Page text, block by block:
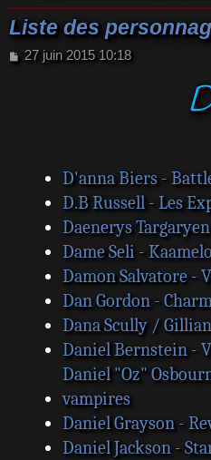
Liste des
M
27 juin 2015 10:18
D'anna Biers -
D.B Russell - Les
Daenerys
Dame Seli -
Damon Salvatore -
Dan Gordon -
Dana Scully /
Daniel Bernstein - V
Daniel "Oz"
vampires
Daniel Grayson -
Daniel Jackson -